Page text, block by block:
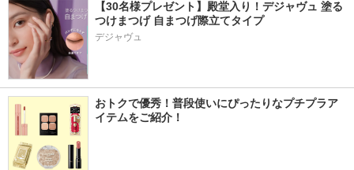
【30名様プレゼント】殿堂入り！デジャヴュ 塗る
つけまつげ 自まつげ際立てタイプ
デジャヴュ
おトクで優秀！普段使いにぴったりなプチプラア
イテムをご紹介！